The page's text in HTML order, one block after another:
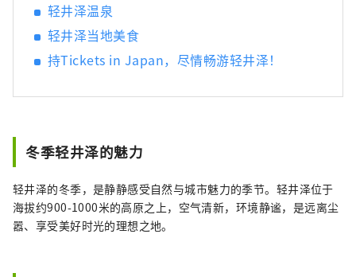
轻井泽温泉
轻井泽当地美食
持Tickets in Japan，尽情畅游轻井泽！
冬季轻井泽的魅力
轻井泽的冬季，是静静感受自然与城市魅力的季节。轻井泽位于
海拔约900-1000米的高原之上，空气清新，环境静谧，是远离尘
嚣、享受美好时光的理想之地。